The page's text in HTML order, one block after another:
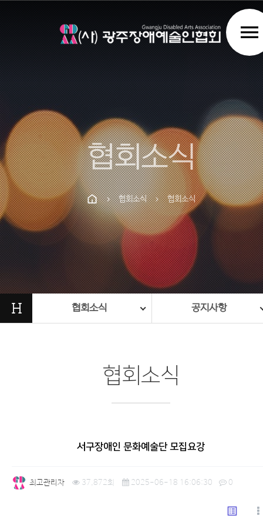
menu
협회소식
chevron_right 협회소식 chevron_right 협회소식
H 협회소식 공지사항
협회소식
서구장애인 문화예술단 모집요강
최고관리자 37,872회 2025-06-18 16:06:30 0
list_alt